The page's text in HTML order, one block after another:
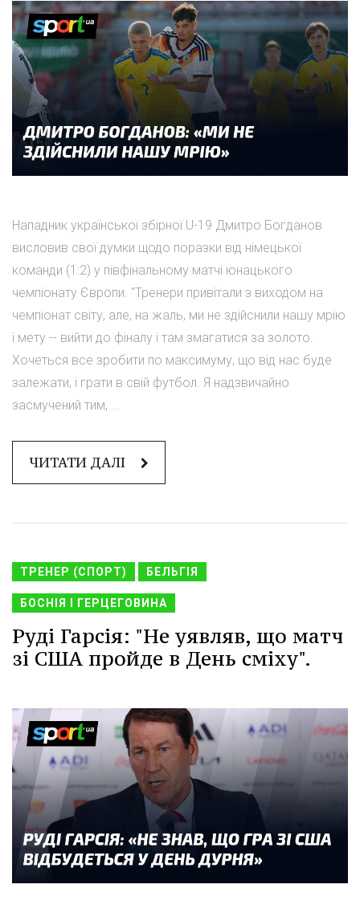
Нападник української збірної U-19 Дмитро Богданов
висловив свої думки щодо поразки від німецької
команди (1:2) у півфінальному матчі юнацького
чемпіонату Європи. "Тренери привітали з виходом на
чемпіонат світу, але, на жаль, ми не здійснили нашу мрію
і мету -- вийти до фіналу і там змагатися за золото.
Хочеться все зробити по максимуму, що від нас буде
залежати, і грати в свій футбол. Я надзвичайно
засмучений тим, ...
ЧИТАТИ ДАЛІ
ТРЕНЕР (СПОРТ) БЕЛЬГІЯ
БОСНІЯ І ГЕРЦЕГОВИНА
Руді Гарсія: "Не уявляв, що матч
зі США пройде в День сміху".